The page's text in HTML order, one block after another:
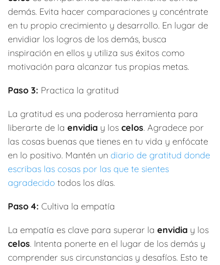
demás. Evita hacer comparaciones y concéntrate
en tu propio crecimiento y desarrollo. En lugar de
envidiar los logros de los demás, busca
inspiración en ellos y utiliza sus éxitos como
motivación para alcanzar tus propias metas.
Paso 3: Practica la gratitud
La gratitud es una poderosa herramienta para
liberarte de la envidia y los celos. Agradece por
las cosas buenas que tienes en tu vida y enfócate
en lo positivo. Mantén un diario de gratitud donde
escribas las cosas por las que te sientes
agradecido todos los días.
Paso 4: Cultiva la empatía
La empatía es clave para superar la envidia y los
celos. Intenta ponerte en el lugar de los demás y
comprender sus circunstancias y desafíos. Esto te